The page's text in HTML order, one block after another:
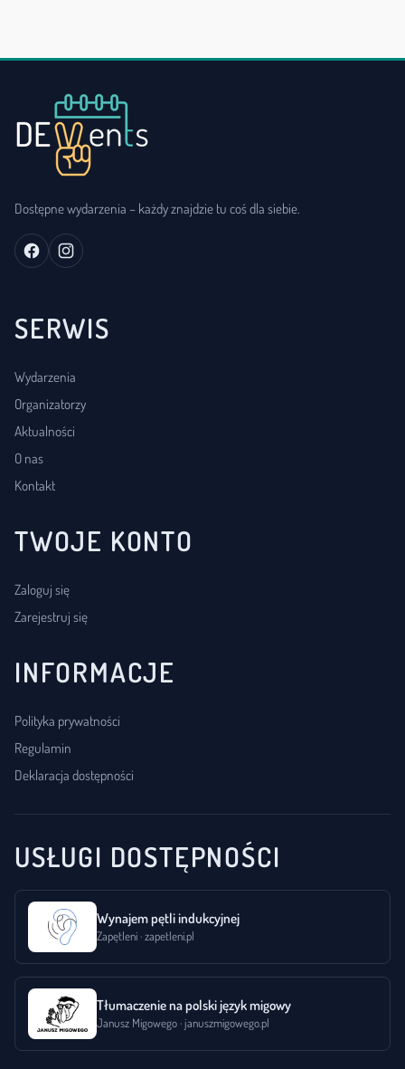
Dostępne wydarzenia – każdy znajdzie tu coś dla siebie.
SERWIS
Wydarzenia
Organizatorzy
Aktualności
O nas
Kontakt
TWOJE KONTO
Zaloguj się
Zarejestruj się
INFORMACJE
Polityka prywatności
Regulamin
Deklaracja dostępności
USŁUGI DOSTĘPNOŚCI
Wynajem pętli indukcyjnej
Zapętleni · zapetleni.pl
Tłumaczenie na polski język migowy
Janusz Migowego · januszmigowego.pl